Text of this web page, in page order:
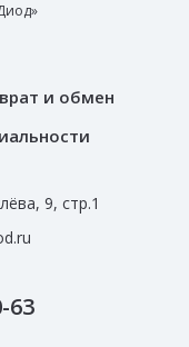
и обмен
9, стр.1
63